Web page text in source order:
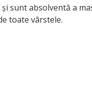
și sunt absolventă a
de toate vârstele.